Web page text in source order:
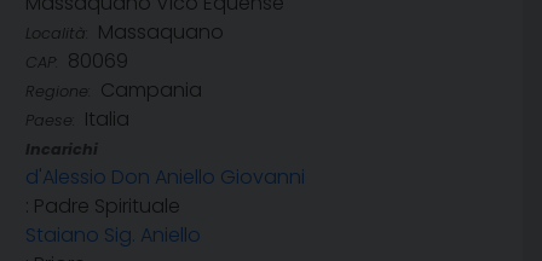
Località: Massaquano
CAP: 80069
Regione: Campania
Paese: Italia
Incarichi
d'Alessio Don Aniello Giovanni
: Padre Spirituale
Staiano Sig. Aniello